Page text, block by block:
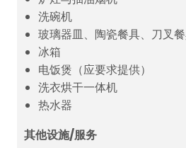
洗碗机
玻璃器皿、陶瓷餐具、刀叉
冰箱
电饭煲（应要求提供）
洗衣烘干一体机
热水器
其他设施/服务